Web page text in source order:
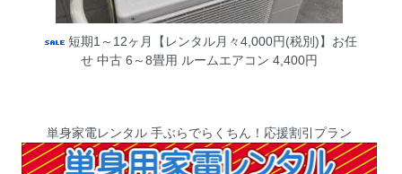
短期1～12ヶ月【レンタル月々4,000円(税別)】お任
せ 中古 6～8畳用 ルームエアコン 4,400円
単身家電レンタル 手ぶらでらくちん！応援割引プラン